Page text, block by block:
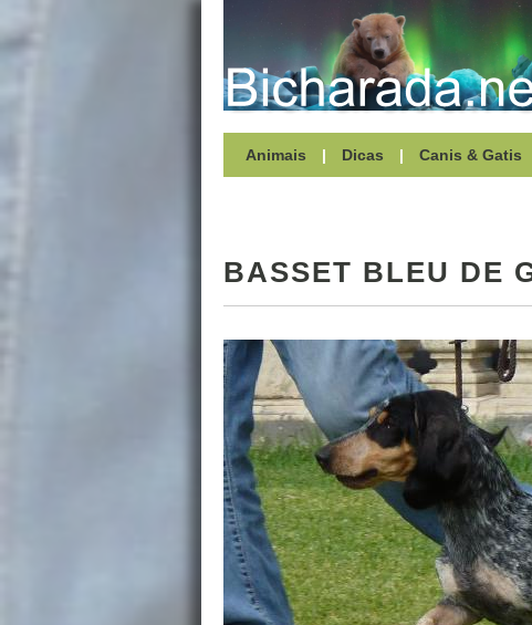
Animais | Dicas | Canis & Gatis
BASSET BLEU DE